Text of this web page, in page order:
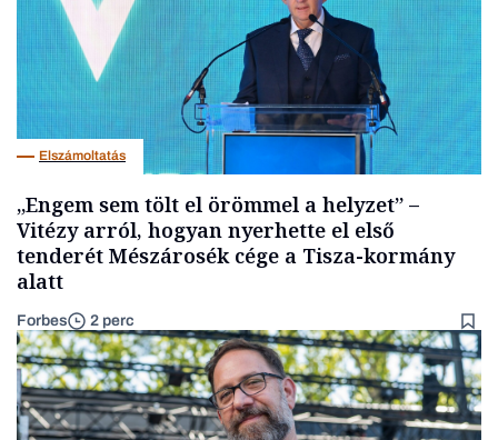
Elszámoltatás
„Engem sem tölt el örömmel a helyzet” –
Vitézy arról, hogyan nyerhette el első
tenderét Mészárosék cége a Tisza-kormány
alatt
Forbes 2 perc